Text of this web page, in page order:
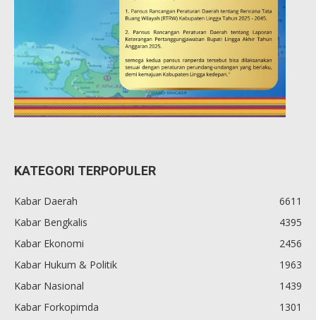
KATEGORI TERPOPULER
Kabar Daerah
6611
Kabar Bengkalis
4395
Kabar Ekonomi
2456
Kabar Hukum & Politik
1963
Kabar Nasional
1439
Kabar Forkopimda
1301